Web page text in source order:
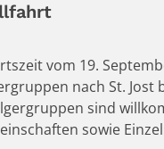
vom 19.
nach St. Jost
sind
sowie